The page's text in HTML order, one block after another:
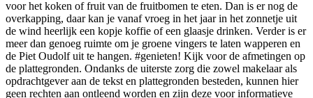
voor het koken of fruit van de fruitbomen te eten. Dan is er nog de
overkapping, daar kan je vanaf vroeg in het jaar in het zonnetje uit
de wind heerlijk een kopje koffie of een glaasje drinken. Verder is er
meer dan genoeg ruimte om je groene vingers te laten wapperen en
de Piet Oudolf uit te hangen. #genieten! Kijk voor de afmetingen op
de plattegronden. Ondanks de uiterste zorg die zowel makelaar als
opdrachtgever aan de tekst en plattegronden besteden, kunnen hier
geen rechten aan ontleend worden en zijn deze voor informatieve